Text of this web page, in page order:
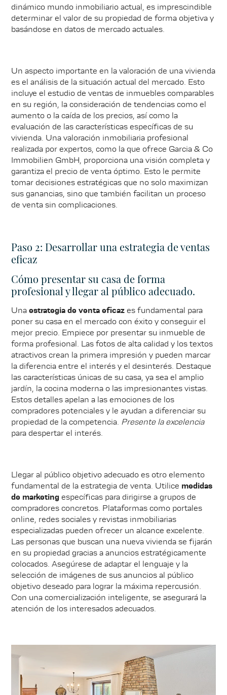
dinámico mundo inmobiliario actual, es imprescindible
determinar el valor de su propiedad de forma objetiva y
basándose en datos de mercado actuales.
Un aspecto importante en la valoración de una vivienda
es el análisis de la situación actual del mercado. Esto
incluye el estudio de ventas de inmuebles comparables
en su región, la consideración de tendencias como el
aumento o la caída de los precios, así como la
evaluación de las características específicas de su
vivienda. Una valoración inmobiliaria profesional
realizada por expertos, como la que ofrece Garcia & Co
Immobilien GmbH, proporciona una visión completa y
garantiza el precio de venta óptimo. Esto le permite
tomar decisiones estratégicas que no solo maximizan
sus ganancias, sino que también facilitan un proceso
de venta sin complicaciones.
Paso 2: Desarrollar una estrategia de ventas
eficaz
Cómo presentar su casa de forma
profesional y llegar al público adecuado.
Unaestrategia de venta eficaz es fundamental para
poner su casa en el mercado con éxito y conseguir el
mejor precio. Empiece por presentar su inmueble de
forma profesional. Las fotos de alta calidad y los textos
atractivos crean la primera impresión y pueden marcar
la diferencia entre el interés y el desinterés. Destaque
las características únicas de su casa, ya sea el amplio
jardín, la cocina moderna o las impresionantes vistas.
Estos detalles apelan a las emociones de los
compradores potenciales y le ayudan a diferenciar su
propiedad de la competencia. Presente la excelencia
para despertar el interés.
Llegar al público objetivo adecuado es otro elemento
fundamental de la estrategia de venta. Utilice medidas
de marketing específicas para dirigirse a grupos de
compradores concretos. Plataformas como portales
online, redes sociales y revistas inmobiliarias
especializadas pueden ofrecer un alcance excelente.
Las personas que buscan una nueva vivienda se fijarán
en su propiedad gracias a anuncios estratégicamente
colocados. Asegúrese de adaptar el lenguaje y la
selección de imágenes de sus anuncios al público
objetivo deseado para lograr la máxima repercusión.
Con una comercialización inteligente, se asegurará la
atención de los interesados adecuados.